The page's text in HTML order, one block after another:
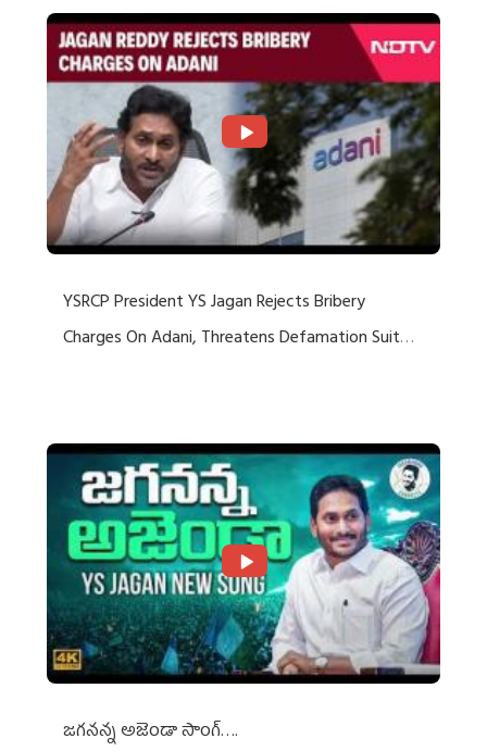
YSRCP President YS Jagan Rejects Bribery
Charges On Adani, Threatens Defamation Suit
జగనన్న అజెండా సాంగ్….